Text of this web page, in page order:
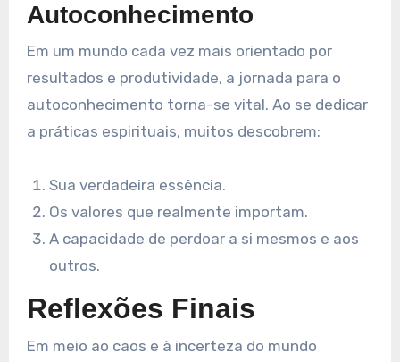
Autoconhecimento
Em um mundo cada vez mais orientado por
resultados e produtividade, a jornada para o
autoconhecimento torna-se vital. Ao se dedicar
a práticas espirituais, muitos descobrem:
Sua verdadeira essência.
Os valores que realmente importam.
A capacidade de perdoar a si mesmos e aos
outros.
Reflexões Finais
Em meio ao caos e à incerteza do mundo